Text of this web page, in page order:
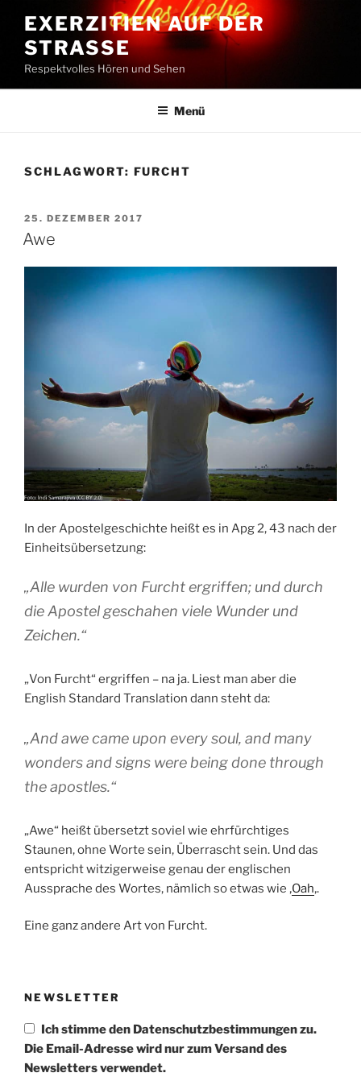
Inhalt
springen
EXERZITIEN AUF DER
STRASSE
Respektvolles Hören und Sehen
Menü
SCHLAGWORT: FURCHT
VERÖFFENTLICHT
AM
25. DEZEMBER 2017
Awe
In der Apostelgeschichte heißt es in Apg 2, 43 nach der
Einheitsübersetzung:
„Alle wurden von Furcht ergriffen; und durch
die Apostel geschahen viele Wunder und
Zeichen.“
„Von Furcht“ ergriffen – na ja. Liest man aber die
English Standard Translation dann steht da:
„And awe came upon every soul, and many
wonders and signs were being done through
the apostles.“
„Awe“ heißt übersetzt soviel wie ehrfürchtiges
Staunen, ohne Worte sein, Überrascht sein. Und das
entspricht witzigerweise genau der englischen
Aussprache des Wortes, nämlich so etwas wie ‚Oah‚.
Eine ganz andere Art von Furcht.
NEWSLETTER
Ich stimme den Datenschutzbestimmungen zu.
Die Email-Adresse wird nur zum Versand des
Newsletters verwendet.